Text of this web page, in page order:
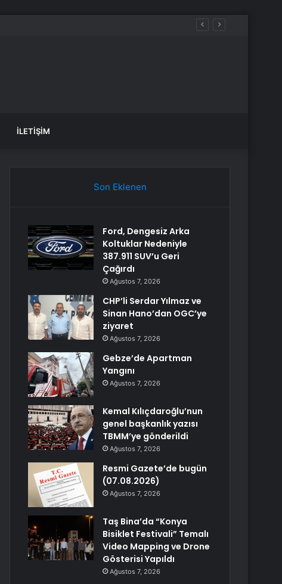
İLETIŞIM
Son Eklenen
Ford, Dengesiz Arka
Koltuklar Nedeniyle
387.911 SUV’u Geri
Çağırdı
Ağustos 7, 2026
CHP’li Serdar Yılmaz ve
Sinan Hano’dan OGC’ye
ziyaret
Ağustos 7, 2026
Gebze’de Apartman
Yangını
Ağustos 7, 2026
Kemal Kılıçdaroğlu’nun
genel başkanlık yazısı
TBMM’ye gönderildi
Ağustos 7, 2026
Resmi Gazete’de bugün
(07.08.2026)
Ağustos 7, 2026
Taş Bina’da “Konya
Bisiklet Festivali” Temalı
Video Mapping ve Drone
Gösterisi Yapıldı
Ağustos 7, 2026